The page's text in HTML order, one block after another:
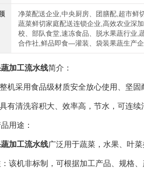
净菜配送企业,中央厨房、团膳配,超市鲜
蔬菜鲜切家庭配送连锁企业,高效农业深
校、部队食堂,速冻食品、脱水果蔬行业,
合作社,鲜品即食—灌装、袋装果蔬生产
加工流水线简介：
采用食品级材质安全放心使用、坚固
清洗容积大、效率高，节水，可连续
途：
加工流水线广泛用于蔬菜，水果、叶
机非标制，可根据加工产品、规格、